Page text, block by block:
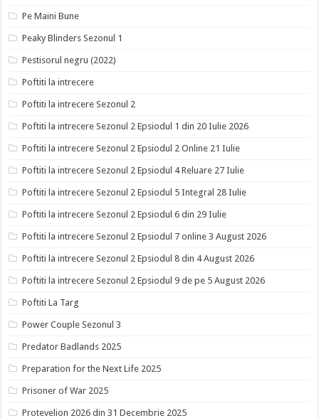
Pe Maini Bune
Peaky Blinders Sezonul 1
Pestisorul negru (2022)
Poftiti la intrecere
Poftiti la intrecere Sezonul 2
Poftiti la intrecere Sezonul 2 Epsiodul 1 din 20 Iulie 2026
Poftiti la intrecere Sezonul 2 Epsiodul 2 Online 21 Iulie
Poftiti la intrecere Sezonul 2 Epsiodul 4 Reluare 27 Iulie
Poftiti la intrecere Sezonul 2 Epsiodul 5 Integral 28 Iulie
Poftiti la intrecere Sezonul 2 Epsiodul 6 din 29 Iulie
Poftiti la intrecere Sezonul 2 Epsiodul 7 online 3 August 2026
Poftiti la intrecere Sezonul 2 Epsiodul 8 din 4 August 2026
Poftiti la intrecere Sezonul 2 Epsiodul 9 de pe 5 August 2026
Poftiti La Targ
Power Couple Sezonul 3
Predator Badlands 2025
Preparation for the Next Life 2025
Prisoner of War 2025
Protevelion 2026 din 31 Decembrie 2025